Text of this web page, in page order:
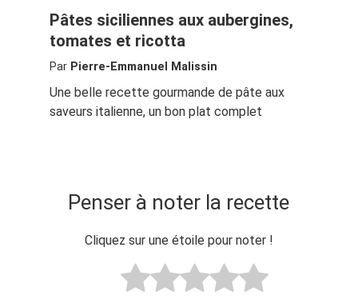
Pâtes siciliennes aux aubergines,
tomates et ricotta
Par Pierre-Emmanuel Malissin
Une belle recette gourmande de pâte aux
saveurs italienne, un bon plat complet
Penser à noter la recette
Cliquez sur une étoile pour noter !